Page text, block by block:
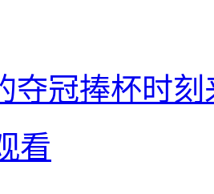
夺冠捧杯时刻
看